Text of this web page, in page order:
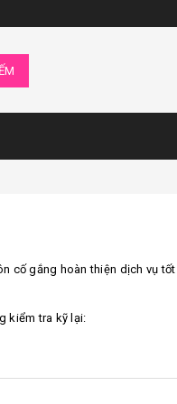
cố gắng hoàn thiện dịch vụ
kiểm tra kỹ lại: